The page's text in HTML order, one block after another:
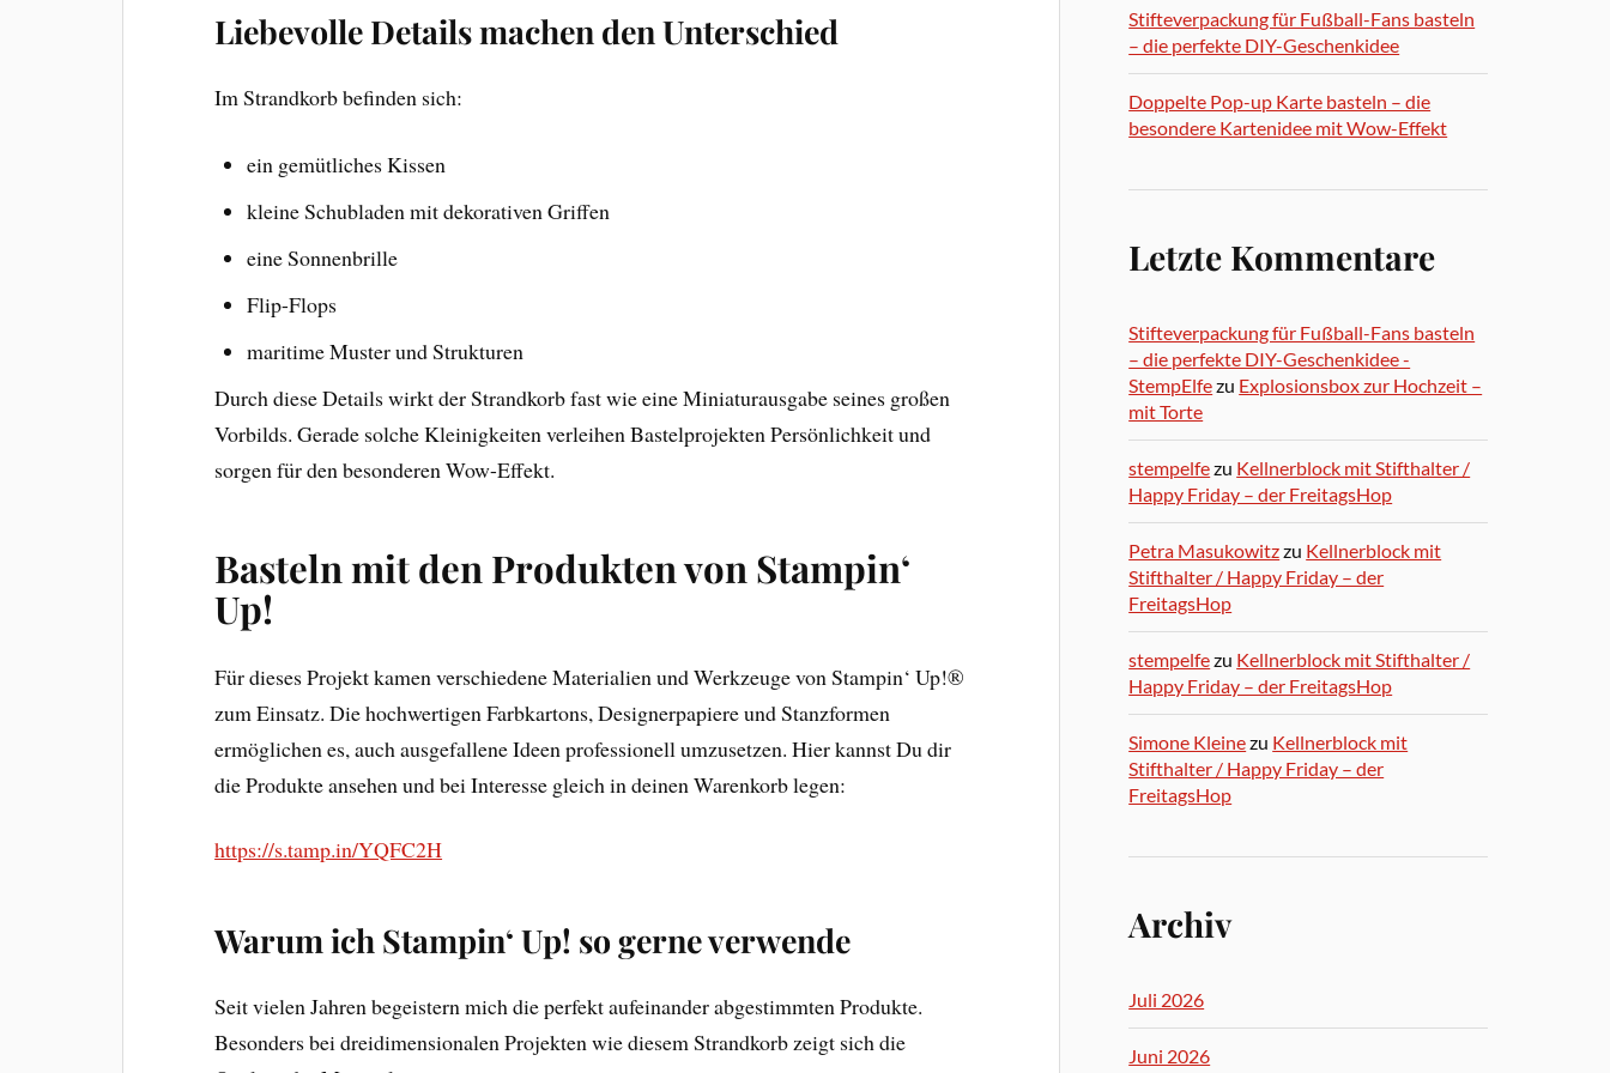
Liebevolle Details machen den Unterschied
Im Strandkorb befinden sich:
ein gemütliches Kissen
kleine Schubladen mit dekorativen Griffen
eine Sonnenbrille
Flip-Flops
maritime Muster und Strukturen
Durch diese Details wirkt der Strandkorb fast wie eine Miniaturausgabe seines großen
Vorbilds. Gerade solche Kleinigkeiten verleihen Bastelprojekten Persönlichkeit und
sorgen für den besonderen Wow-Effekt.
Basteln mit den Produkten von Stampin‘
Up!
Für dieses Projekt kamen verschiedene Materialien und Werkzeuge von Stampin‘ Up!®
zum Einsatz. Die hochwertigen Farbkartons, Designerpapiere und Stanzformen
ermöglichen es, auch ausgefallene Ideen professionell umzusetzen. Hier kannst Du dir
die Produkte ansehen und bei Interesse gleich in deinen Warenkorb legen:
https://s.tamp.in/YQFC2H
Warum ich Stampin‘ Up! so gerne verwende
Seit vielen Jahren begeistern mich die perfekt aufeinander abgestimmten Produkte.
Besonders bei dreidimensionalen Projekten wie diesem Strandkorb zeigt sich die
Stifteverpackung für Fußball-Fans basteln
– die perfekte DIY-Geschenkidee
Doppelte Pop-up Karte basteln – die
besondere Kartenidee mit Wow-Effekt
Letzte Kommentare
Stifteverpackung für Fußball-Fans basteln
– die perfekte DIY-Geschenkidee -
StempElfezu Explosionsbox zur Hochzeit –
mit Torte
stempelfezu Kellnerblock mit Stifthalter /
Happy Friday – der FreitagsHop
Petra Masukowitzzu Kellnerblock mit
Stifthalter / Happy Friday – der
FreitagsHop
stempelfezu Kellnerblock mit Stifthalter /
Happy Friday – der FreitagsHop
Simone Kleinezu Kellnerblock mit
Stifthalter / Happy Friday – der
FreitagsHop
Archiv
Juli 2026
Juni 2026